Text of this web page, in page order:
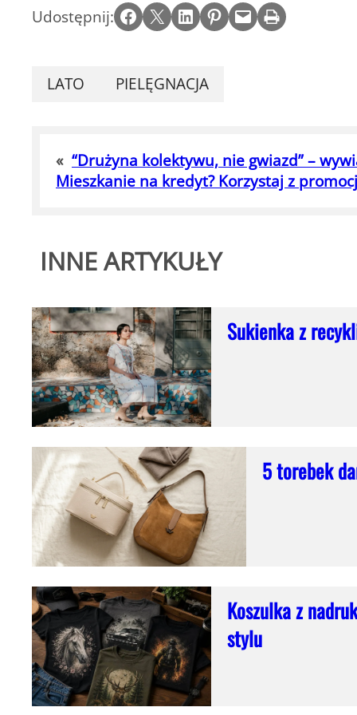
Udostępnij: Share on Facebook Email this Page Share on LinkedIn Share on Pinterest Email this Page Print this Page
LATO PIELĘGNACJA
« “Drużyna kolektywu, nie gwiazd” –
Mieszkanie na kredyt? Korzystaj z
INNE ARTYKUŁY
Sukienka z
5 torebek
Koszulka z
stylu